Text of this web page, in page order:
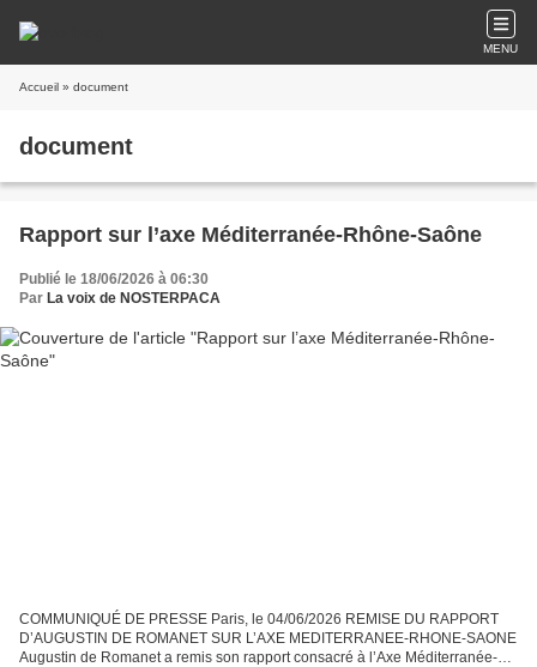
MENU
Accueil » document
document
Rapport sur l’axe Méditerranée-Rhône-Saône
Publié le 18/06/2026 à 06:30
Par La voix de NOSTERPACA
COMMUNIQUÉ DE PRESSE Paris, le 04/06/2026 REMISE DU RAPPORT
D’AUGUSTIN DE ROMANET SUR L’AXE MEDITERRANEE-RHONE-SAONE
Augustin de Romanet a remis son rapport consacré à l’Axe Méditerranée-